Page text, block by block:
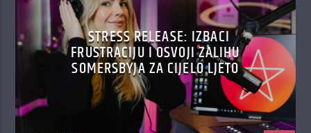
STRESS RELEASE: IZBACI
FRUSTRACIJU I OSVOJI ZALIHU
SOMERSBYJA ZA CIJELO LJETO